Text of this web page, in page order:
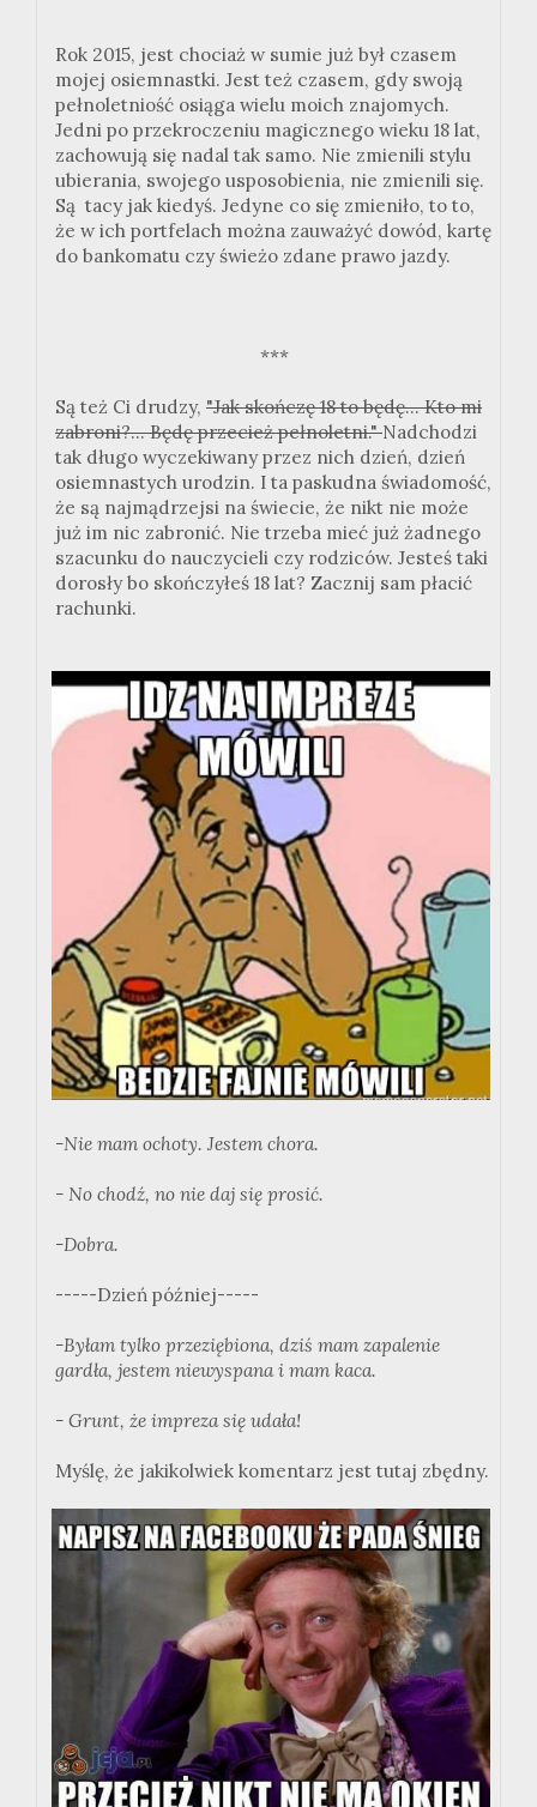
Rok 2015, jest chociaż w sumie już był czasem
mojej osiemnastki. Jest też czasem, gdy swoją
pełnoletniość osiąga wielu moich znajomych.
Jedni po przekroczeniu magicznego wieku 18 lat,
zachowują się nadal tak samo. Nie zmienili stylu
ubierania, swojego usposobienia, nie zmienili się.
Są tacy jak kiedyś. Jedyne co się zmieniło, to to,
że w ich portfelach można zauważyć dowód, kartę
do bankomatu czy świeżo zdane prawo jazdy.
***
Są też Ci drudzy, "Jak skończę 18 to będę... Kto mi
zabroni?... Będę przecież pełnoletni."Nadchodzi
tak długo wyczekiwany przez nich dzień, dzień
osiemnastych urodzin. I ta paskudna świadomość,
że są najmądrzejsi na świecie, że nikt nie może
już im nic zabronić. Nie trzeba mieć już żadnego
szacunku do nauczycieli czy rodziców. Jesteś taki
dorosły bo skończyłeś 18 lat? Zacznij sam płacić
rachunki.
-Nie mam ochoty. Jestem chora.
- No chodź, no nie daj się prosić.
-Dobra.
-----Dzień później-----
-Byłam tylko przeziębiona, dziś mam zapalenie
gardła, jestem niewyspana i mam kaca.
- Grunt, że impreza się udała!
Myślę, że jakikolwiek komentarz jest tutaj zbędny.